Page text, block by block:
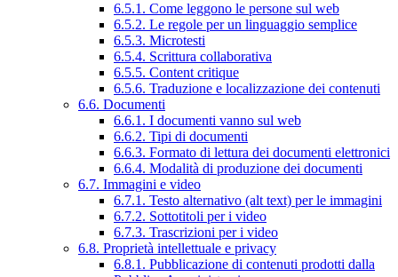
6.5.1. Come leggono le persone sul web
6.5.2. Le regole per un linguaggio semplice
6.5.3. Microtesti
6.5.4. Scrittura collaborativa
6.5.5. Content critique
6.5.6. Traduzione e localizzazione dei contenuti
6.6. Documenti
6.6.1. I documenti vanno sul web
6.6.2. Tipi di documenti
6.6.3. Formato di lettura dei documenti elettronici
6.6.4. Modalità di produzione dei documenti
6.7. Immagini e video
6.7.1. Testo alternativo (alt text) per le immagini
6.7.2. Sottotitoli per i video
6.7.3. Trascrizioni per i video
6.8. Proprietà intellettuale e privacy
6.8.1. Pubblicazione di contenuti prodotti dalla